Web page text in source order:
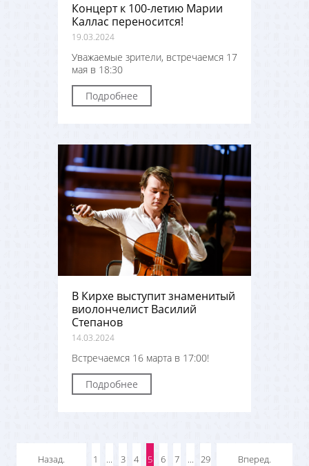
Концерт к 100-летию Марии
Каллас переносится!
19.03.2024
Уважаемые зрители, встречаемся 17
мая в 18:30
Подробнее
В Кирхе выступит знаменитый
виолончелист Василий
Степанов
14.03.2024
Встречаемся 16 марта в 17:00!
Подробнее
Назад. 1 ... 3 4 5 6 7 ... 29 Вперед.